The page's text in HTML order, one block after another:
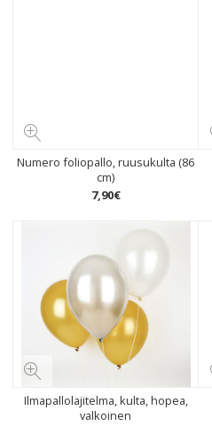
Numero foliopallo, ruusukulta (86
cm)
7,90€
Ilmapallolajitelma, kulta, hopea,
valkoinen